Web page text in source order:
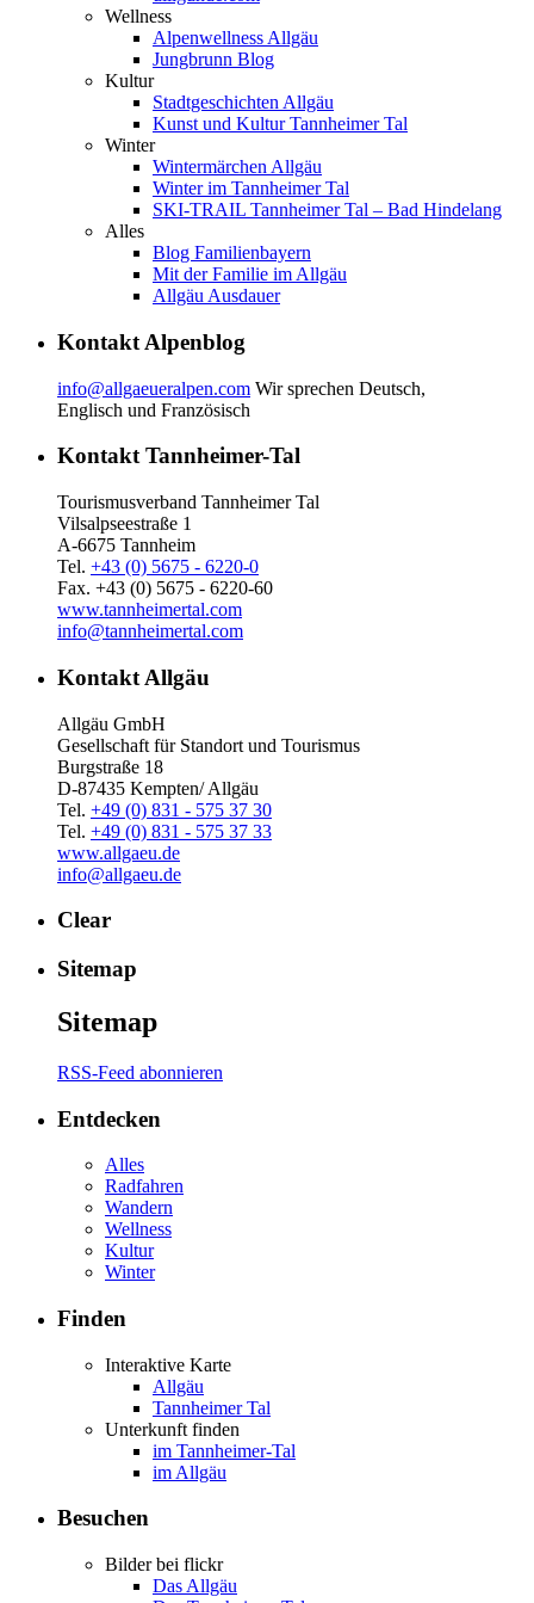
Wellness
Alpenwellness Allgäu
Jungbrunn Blog
Kultur
Stadtgeschichten Allgäu
Kunst und Kultur Tannheimer Tal
Winter
Wintermärchen Allgäu
Winter im Tannheimer Tal
SKI-TRAIL Tannheimer Tal – Bad Hindelang
Alles
Blog Familienbayern
Mit der Familie im Allgäu
Allgäu Ausdauer
Kontakt Alpenblog
info@allgaeueralpen.com Wir sprechen Deutsch,
Englisch und Französisch
Kontakt Tannheimer-Tal
Tourismusverband Tannheimer Tal
Vilsalpseestraße 1
A-6675 Tannheim
Tel. +43 (0) 5675 - 6220-0
Fax. +43 (0) 5675 - 6220-60
www.tannheimertal.com
info@tannheimertal.com
Kontakt Allgäu
Allgäu GmbH
Gesellschaft für Standort und Tourismus
Burgstraße 18
D-87435 Kempten/ Allgäu
Tel. +49 (0) 831 - 575 37 30
Tel. +49 (0) 831 - 575 37 33
www.allgaeu.de
info@allgaeu.de
Clear
Sitemap
Sitemap
RSS-Feed abonnieren
Entdecken
Alles
Radfahren
Wandern
Wellness
Kultur
Winter
Finden
Interaktive Karte
Allgäu
Tannheimer Tal
Unterkunft finden
im Tannheimer-Tal
im Allgäu
Besuchen
Bilder bei flickr
Das Allgäu